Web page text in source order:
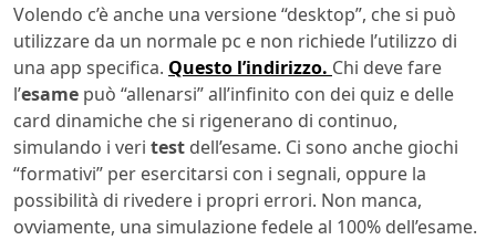
Volendo c’è anche una versione “desktop”, che si può
utilizzare da un normale pc e non richiede l’utilizzo di
una app specifica. Questo l’indirizzo. Chi deve fare
l’esame può “allenarsi” all’infinito con dei quiz e delle
card dinamiche che si rigenerano di continuo,
simulando i veri test dell’esame. Ci sono anche giochi
“formativi” per esercitarsi con i segnali, oppure la
possibilità di rivedere i propri errori. Non manca,
ovviamente, una simulazione fedele al 100% dell’esame.